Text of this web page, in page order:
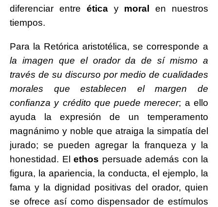
diferenciar entre éticay moral en nuestros
tiempos.
Para la Retórica aristotélica, se corresponde a
la imagen que el orador da de sí mismo a
través de su discurso por medio de cualidades
morales que establecen el margen de
confianza y crédito que puede merecer; a ello
ayuda la expresión de un temperamento
magnánimo y noble que atraiga la simpatía del
jurado; se pueden agregar la franqueza y la
honestidad. El ethos persuade además con la
figura, la apariencia, la conducta, el ejemplo, la
fama y la dignidad positivas del orador, quien
se ofrece así como dispensador de estímulos